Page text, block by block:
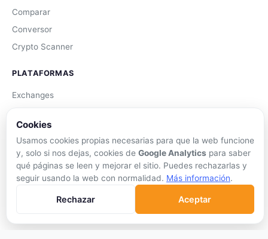
Comparar
Conversor
Crypto Scanner
PLATAFORMAS
Exchanges
Exchanges DEX
Comparar Comisiones
Blockchains
Hardware Wallets
Software Wallets
Cookies
Usamos cookies propias necesarias para que la web funcione
y, solo si nos dejas, cookies de Google Analytics para saber
qué páginas se leen y mejorar el sitio. Puedes rechazarlas y
seguir usando la web con normalidad. Más información.
Rechazar Aceptar